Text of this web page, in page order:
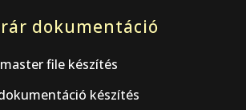
dokumentáció
file készítés
készítés